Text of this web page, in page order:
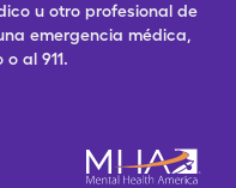
u otro profesional de
emergencia médica,
al 911.